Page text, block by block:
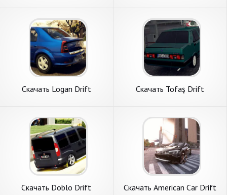
Андроид
Скачать Logan Drift
на Андроид
Скачать Tofaş Drift
Андроид
Скачать Doblo Drift
Скачать American Car Drift